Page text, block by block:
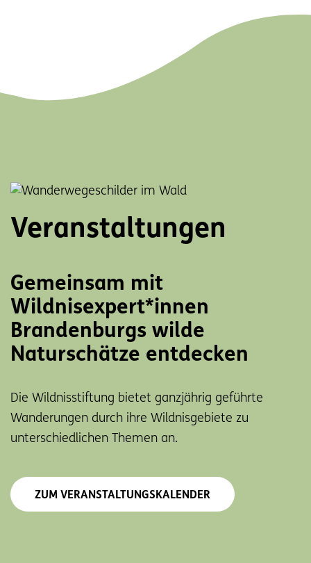
Veranstaltungen
Gemeinsam mit
Wildnisexpert*innen
Brandenburgs wilde
Naturschätze entdecken
Die Wildnisstiftung bietet ganzjährig geführte
Wanderungen durch ihre Wildnisgebiete zu
unterschiedlichen Themen an.
ZUM VERANSTALTUNGSKALENDER